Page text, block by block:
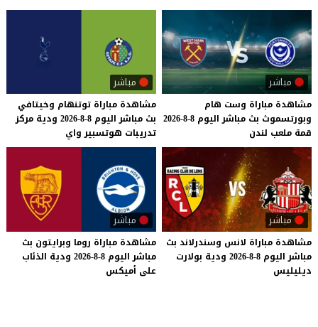
مباشر
مشاهدة مباراة وست هام
وبورتسموث بث مباشر اليوم 8-8-2026
قمة ملعب لندن
مباشر
مشاهدة مباراة توتنهام وخيتافي
بث مباشر اليوم 8-8-2026 ودية مركز
تدريبات هوتسبير واي
مباشر
مشاهدة مباراة لانس وسندرلاند بث
مباشر اليوم 8-8-2026 ودية بولارت
ديليليس
مباشر
مشاهدة مباراة روما وبرايتون بث
مباشر اليوم 8-8-2026 ودية الذئاب
على أميكس